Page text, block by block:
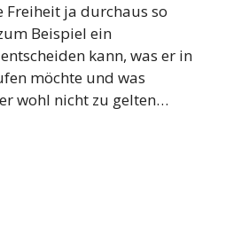
ja durchaus so
Beispiel ein
kann, was er in
möchte und was
wohl nicht zu gelten…